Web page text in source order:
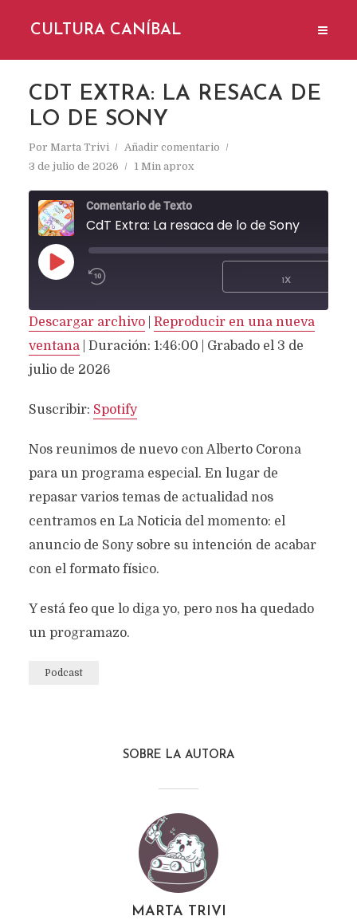
CULTURA CANÍBAL
CDT EXTRA: LA RESACA DE
LO DE SONY
Por Marta Trivi
Añadir comentario
3 de julio de 2026
1 Min aprox
Comentario de Texto
CdT Extra: La resaca de lo de Sony
REPRODUCIR
EPISODIO
1X
Spotify
FEED RSS
COMPARTIR
INCRUSTAR
Descargar archivo| Reproducir en una nueva
ventana| Duración: 1:46:00
Grabado el 3 de
julio de 2026
Suscribir: Spotify
Nos reunimos de nuevo con Alberto Corona
para un programa especial. En lugar de
repasar varios temas de actualidad nos
centramos en La Noticia del momento: el
anuncio de Sony sobre su intención de acabar
con el formato físico.
Y está feo que lo diga yo, pero nos ha quedado
un programazo.
Podcast
SOBRE LA AUTORA
MARTA TRIVI